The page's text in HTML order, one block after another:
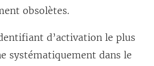
obsolètes.
d’activation le plus
systématiquement dans le